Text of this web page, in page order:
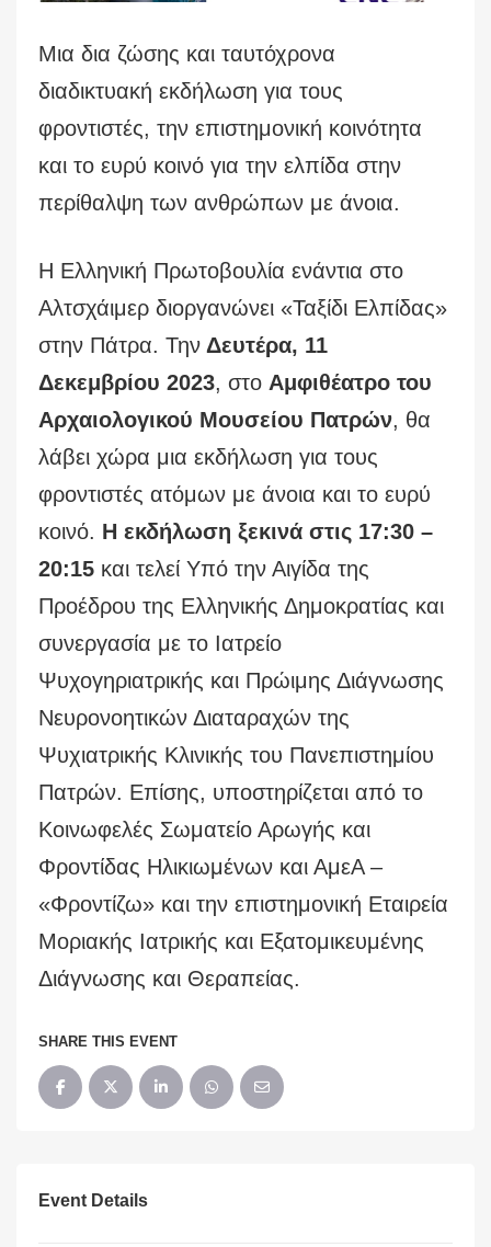
Μια δια ζώσης και ταυτόχρονα
διαδικτυακή εκδήλωση για τους
φροντιστές, την επιστημονική κοινότητα
και το ευρύ κοινό για την ελπίδα στην
περίθαλψη των ανθρώπων με άνοια.
Η Ελληνική Πρωτοβουλία ενάντια στο
Αλτσχάιμερ διοργανώνει «Ταξίδι Ελπίδας»
στην Πάτρα. Την Δευτέρα, 11
Δεκεμβρίου 2023, στο Αμφιθέατρο του
Αρχαιολογικού Μουσείου Πατρών, θα
λάβει χώρα μια εκδήλωση για τους
φροντιστές ατόμων με άνοια και το ευρύ
κοινό. Η εκδήλωση ξεκινά στις 17:30 –
20:15 και τελεί Υπό την Αιγίδα της
Προέδρου της Ελληνικής Δημοκρατίας και
συνεργασία με το Ιατρείο
Ψυχογηριατρικής και Πρώιμης Διάγνωσης
Νευρονοητικών Διαταραχών της
Ψυχιατρικής Κλινικής του Πανεπιστημίου
Πατρών. Επίσης, υποστηρίζεται από το
Κοινωφελές Σωματείο Αρωγής και
Φροντίδας Ηλικιωμένων και ΑμεΑ –
«Φροντίζω» και την επιστημονική Εταιρεία
Μοριακής Ιατρικής και Εξατομικευμένης
Διάγνωσης και Θεραπείας.
SHARE THIS EVENT
Event Details